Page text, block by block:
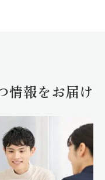
情報をお届け